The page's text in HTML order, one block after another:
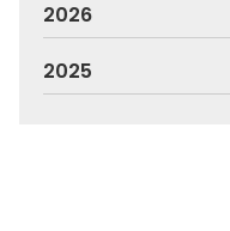
2026
2025